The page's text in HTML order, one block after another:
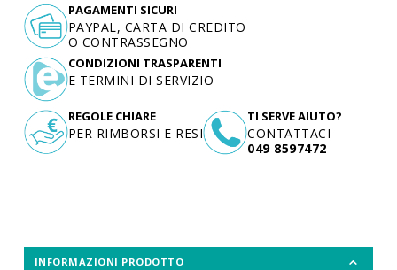
TI SERVE AIUTO?
CONTATTACI
049 8597472
PAGAMENTI SICURI
PAYPAL, CARTA DI CREDITO
O CONTRASSEGNO
CONDIZIONI TRASPARENTI
E TERMINI DI SERVIZIO
REGOLE CHIARE
PER RIMBORSI E RESI
INFORMAZIONI PRODOTTO